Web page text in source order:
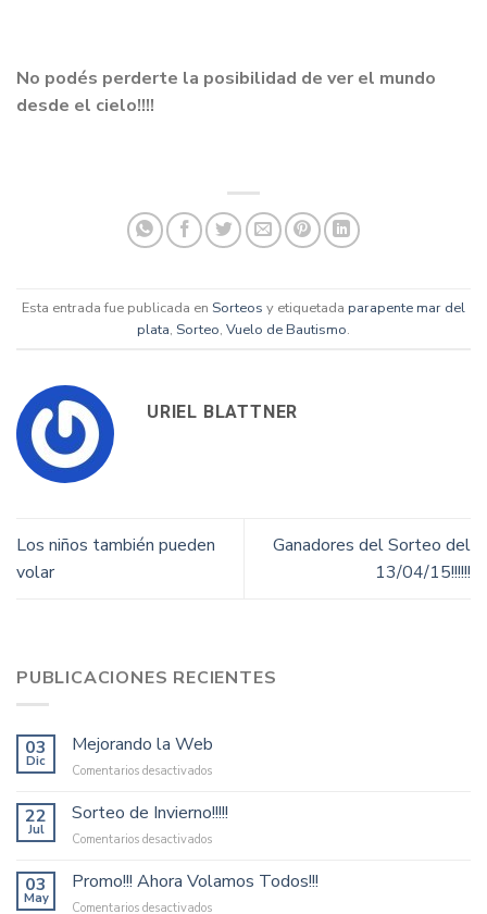
No podés perderte la posibilidad de ver el mundo
desde el cielo!!!!
Esta entrada fue publicada en Sorteos y etiquetada parapente mar del
plata, Sorteo, Vuelo de Bautismo.
URIEL BLATTNER
Los niños también pueden
volar
Ganadores del Sorteo del
13/04/15!!!!!!
PUBLICACIONES RECIENTES
03
Dic
Mejorando la Web
Comentarios desactivadosen
la
22
Jul
Sorteo de Invierno!!!!!
Comentarios desactivadosen
de
03
May
Promo!!! Ahora Volamos Todos!!!
Comentarios desactivadosen